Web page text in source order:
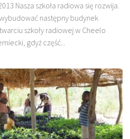
Nasza szkoła radiowa się rozwija.
następny budynek
szkoły radiowej w Cheelo
gdyż część...